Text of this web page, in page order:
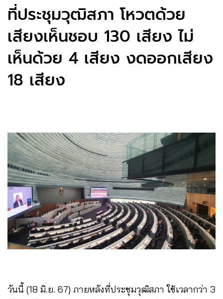
ที่ประชุมวุฒิสภา โหวตด้วย
เสียงเห็นชอบ 130 เสียง ไม่
เห็นด้วย 4 เสียง งดออกเสียง
18 เสียง
วันนี้ (18 มิ.ย. 67) ภายหลังที่ประชุมวุฒิสภา ใช้เวลากว่า 3